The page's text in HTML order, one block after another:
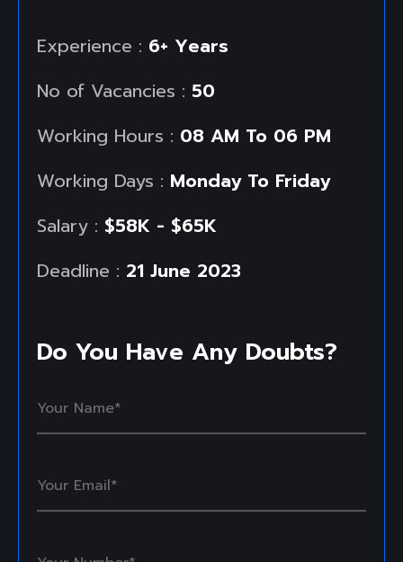
Experience : 6+ Years
No of Vacancies : 50
Working Hours : 08 AM To 06 PM
Working Days : Monday To Friday
Salary : $58K - $65K
Deadline : 21 June 2023
Do You Have Any Doubts?